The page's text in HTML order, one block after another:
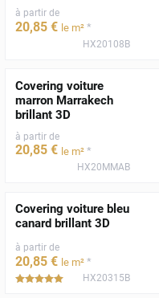
à partir de
20,85 € le m² *
HX20108B
Covering voiture
marron Marrakech
brillant 3D
à partir de
20,85 € le m² *
HX20MMAB
Covering voiture bleu
canard brillant 3D
à partir de
20,85 € le m² *
*****HX20315B